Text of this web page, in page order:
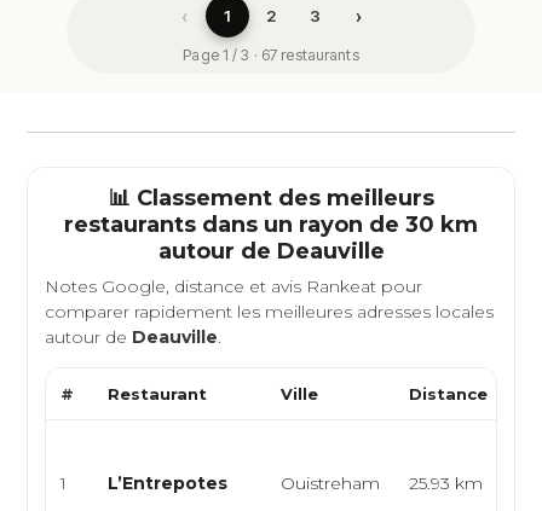
‹ 1 2 3 ›
Page 1 / 3 · 67 restaurants
📊 Classement des meilleurs
restaurants dans un rayon de 30 km
autour de Deauville
Notes Google, distance et avis Rankeat pour
comparer rapidement les meilleures adresses locales
autour de Deauville.
# Restaurant Ville Distance
1 L’Entrepotes Ouistreham 25.93 km